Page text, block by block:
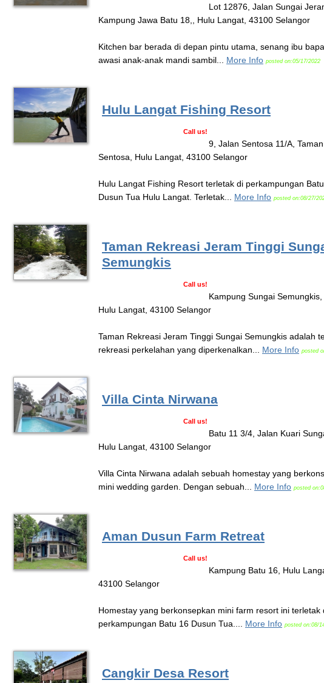
Lot 12876, Jalan Sungai
Kampung Jawa Batu 18,, Hulu Langat, 43100 Selangor
Kitchen bar berada di depan pintu utama, senang ibu
awasi anak-anak mandi sambil... More Info posted on:05/17/2022
Hulu Langat Fishing Resort
Call us!
9, Jalan Sentosa 11/A,
Sentosa, Hulu Langat, 43100 Selangor
Hulu Langat Fishing Resort terletak di perkampungan
Dusun Tua Hulu Langat. Terletak... More Info posted on:08/27/
Taman Rekreasi Jeram Tinggi
Semungkis
Call us!
Kampung Sungai
Hulu Langat, 43100 Selangor
Taman Rekreasi Jeram Tinggi Sungai Semungkis adalah
rekreasi perkelahan yang diperkenalkan... More Info posted
Villa Cinta Nirwana
Call us!
Batu 11 3/4, Jalan Kuari
Hulu Langat, 43100 Selangor
Villa Cinta Nirwana adalah sebuah homestay yang
mini wedding garden. Dengan sebuah... More Info posted
Aman Dusun Farm Retreat
Call us!
Kampung Batu 16, Hulu
43100 Selangor
Homestay yang berkonsepkan mini farm resort ini terletak
perkampungan Batu 16 Dusun Tua.... More Info posted on:08/
Cangkir Desa Resort